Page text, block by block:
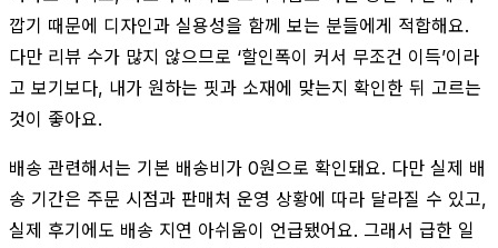
깝기 때문에 디자인과 실용성을 함께 보는 분들에게 적합해요.
다만 리뷰 수가 많지 않으므로 ‘할인폭이 커서 무조건 이득’이라
고 보기보다, 내가 원하는 핏과 소재에 맞는지 확인한 뒤 고르는
것이 좋아요.
배송 관련해서는 기본 배송비가 0원으로 확인돼요. 다만 실제 배
송 기간은 주문 시점과 판매처 운영 상황에 따라 달라질 수 있고,
실제 후기에도 배송 지연 아쉬움이 언급됐어요. 그래서 급한 일